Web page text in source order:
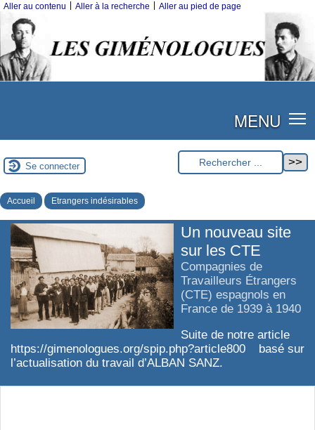
Aller au contenu Aller à la recherche Aller au pied de page
MENU
Se connecter
Accueil Etrangers indésirables
Un nouveau site
sur les CTE
Compagnies de
Travailleurs Étrangers
(CTE) espagnols en
France de 1939 à 1940
Suite de notre article
https://gimenologues.org/spip.php?article800
basé sur
l’actualisation du travail d’ALBAN SANZ.